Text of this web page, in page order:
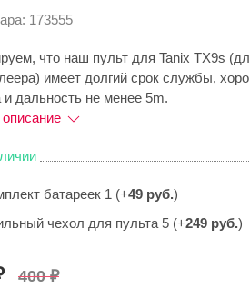
173555
что наш пульт для Tanix TX9s
имеет долгий срок службы,
и дальность не менее 5m.
батареек 1 (+49 руб.)
чехол для пульта 5 (+249 руб.)
400